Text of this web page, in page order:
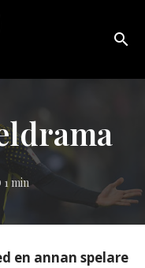
1 min
en annan spelare